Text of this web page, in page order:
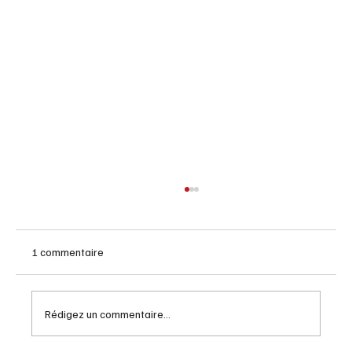
1 commentaire
Rédigez un commentaire...